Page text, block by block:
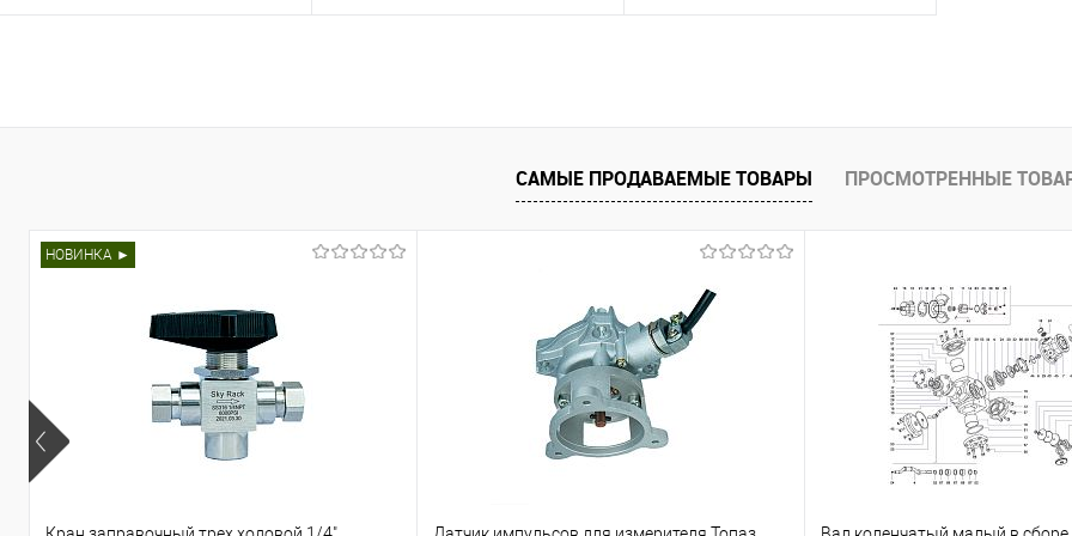
¾ x6 Шланг 4.5 м с разрывными
Запросить цену
Недоступно
¾ x8 Шланг 4.5 м с разрывными
Запросить цену
Недоступно
¾ x2 Шланг 4.5 м с разрывными
Запросить цену
Купить в 1 клик
В избранное
Недоступно
САМЫЕ ПРОДАВАЕМЫЕ ТОВАРЫ ПРОСМОТРЕННЫЕ
НОВИНКА ►